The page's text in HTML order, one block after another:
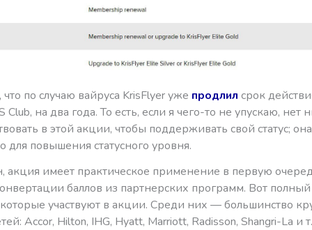
по случаю вайруса KrisFlyer уже продлил срок
Club, на два года. То есть, если я чего-то не упускаю, нет
в этой акции, чтобы поддерживать свой статус;
для повышения статусного уровня.
акция имеет практическое применение в первую
баллов из партнерских программ. Вот
участвуют в акции. Среди них — большинство
Accor, Hilton, IHG, Hyatt, Marriott, Radisson, Shangri-La и